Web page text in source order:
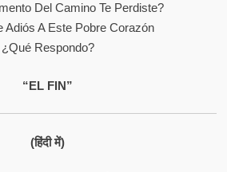
Del Camino Te Perdiste?
Adiós A Este Pobre Corazón
¿Qué Respondo?
“EL FIN”
(हिंदी में)